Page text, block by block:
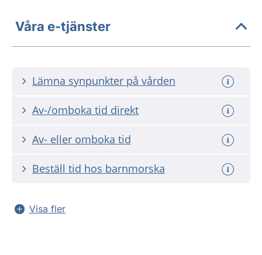
Våra e-tjänster
Lämna synpunkter på vården
Av-/omboka tid direkt
Av- eller omboka tid
Beställ tid hos barnmorska
Visa fler